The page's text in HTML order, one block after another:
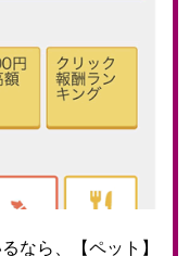
なら、【ペット】